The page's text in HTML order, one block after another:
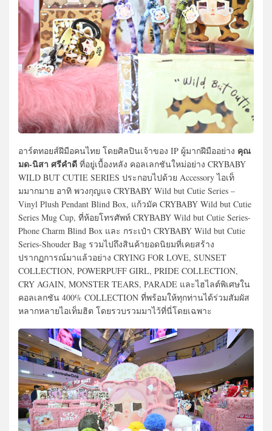
อาร์ตทอยส์ฝีมือคนไทย โดยศิลปินเจ้าของ IP ผู้มากฝีมืออย่าง คุณ
มด-นิสา ศรีคำดี ที่อยู่เบื้องหลัง คอลเลกชันใหม่อย่าง CRYBABY
WILD BUT CUTIE SERIES ประกอบไปด้วย Accessory ไอเท็
มมากมาย อาทิ พวงกุญแจ CRYBABY Wild but Cutie Series –
Vinyl Plush Pendant Blind Box, แก้วมัค CRYBABY Wild but Cutie
Series Mug Cup, ที่ห้อยโทรศัพท์ CRYBABY Wild but Cutie Series-
Phone Charm Blind Box และ กระเป๋า CRYBABY Wild but Cutie
Series-Shouder Bag รวมไปถึงสินค้ายอดนิยมที่เคยสร้าง
ปรากฏการณ์มาแล้วอย่าง CRYING FOR LOVE, SUNSET
COLLECTION, POWERPUFF GIRL, PRIDE COLLECTION,
CRY AGAIN, MONSTER TEARS, PARADE และไฮไลต์พิเศษใน
คอลเลกชัน 400% COLLECTION ที่พร้อมให้ทุกท่านได้ร่วมสัมผัส
หลากหลายไอเท็มฮิต โดยรวบรวมมาไว้ที่นี่โดยเฉพาะ